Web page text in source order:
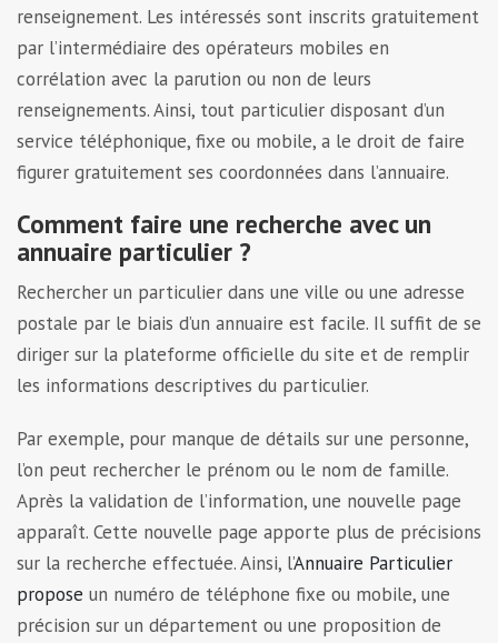
renseignement. Les intéressés sont inscrits gratuitement
par l’intermédiaire des opérateurs mobiles en
corrélation avec la parution ou non de leurs
renseignements. Ainsi, tout particulier disposant d’un
service téléphonique, fixe ou mobile, a le droit de faire
figurer gratuitement ses coordonnées dans l’annuaire.
Comment faire une recherche avec un
annuaire particulier ?
Rechercher un particulier dans une ville ou une adresse
postale par le biais d’un annuaire est facile. Il suffit de se
diriger sur la plateforme officielle du site et de remplir
les informations descriptives du particulier.
Par exemple, pour manque de détails sur une personne,
l’on peut rechercher le prénom ou le nom de famille.
Après la validation de l’information, une nouvelle page
apparaît. Cette nouvelle page apporte plus de précisions
sur la recherche effectuée. Ainsi, l’Annuaire Particulier
propose un numéro de téléphone fixe ou mobile, une
précision sur un département ou une proposition de